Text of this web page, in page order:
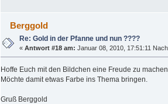
Berggold
Re: Gold in der Pfanne und nun ????
«Antwort #18 am: Januar 08, 2010, 17:51:11
Hoffe Euch mit den Bildchen eine Freude zu
Möchte damit etwas Farbe ins Thema bringen.
Gruß Berggold